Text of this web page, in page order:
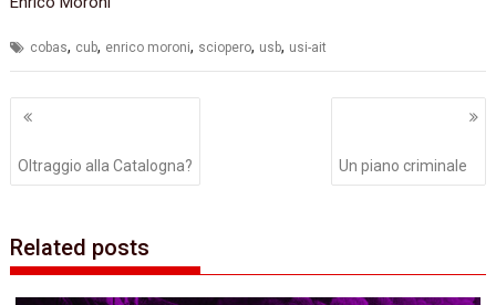
cobas, cub, enrico moroni, sciopero, usb, usi-ait
Navigazione
Oltraggio alla Catalogna? Un piano criminale
Related posts